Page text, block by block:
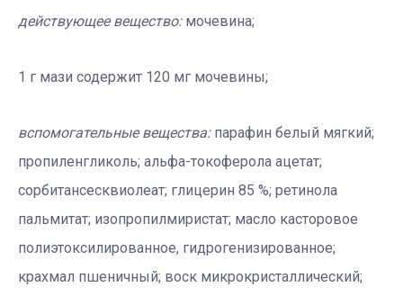
действующее вещество:мочевина;
1 г мази содержит 120 мг мочевины;
вспомогательные вещества:парафин белый мягкий;
пропиленгликоль; альфа-токоферола ацетат;
сорбитансесквиолеат; глицерин 85 %; ретинола
пальмитат; изопропилмиристат; масло касторовое
полиэтоксилированное, гидрогенизированное;
крахмал пшеничный; воск микрокристаллический;